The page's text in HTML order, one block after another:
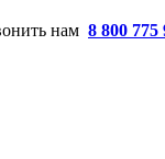
нам 8 800 775